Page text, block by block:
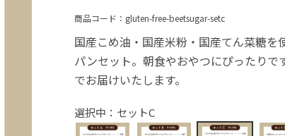
商品コード： gluten-free-beetsugar-setc
国産こめ油・国産米粉・国産てん菜糖を
パンセット。朝食やおやつにぴったり
でお届けいたします。
選択中：セットC